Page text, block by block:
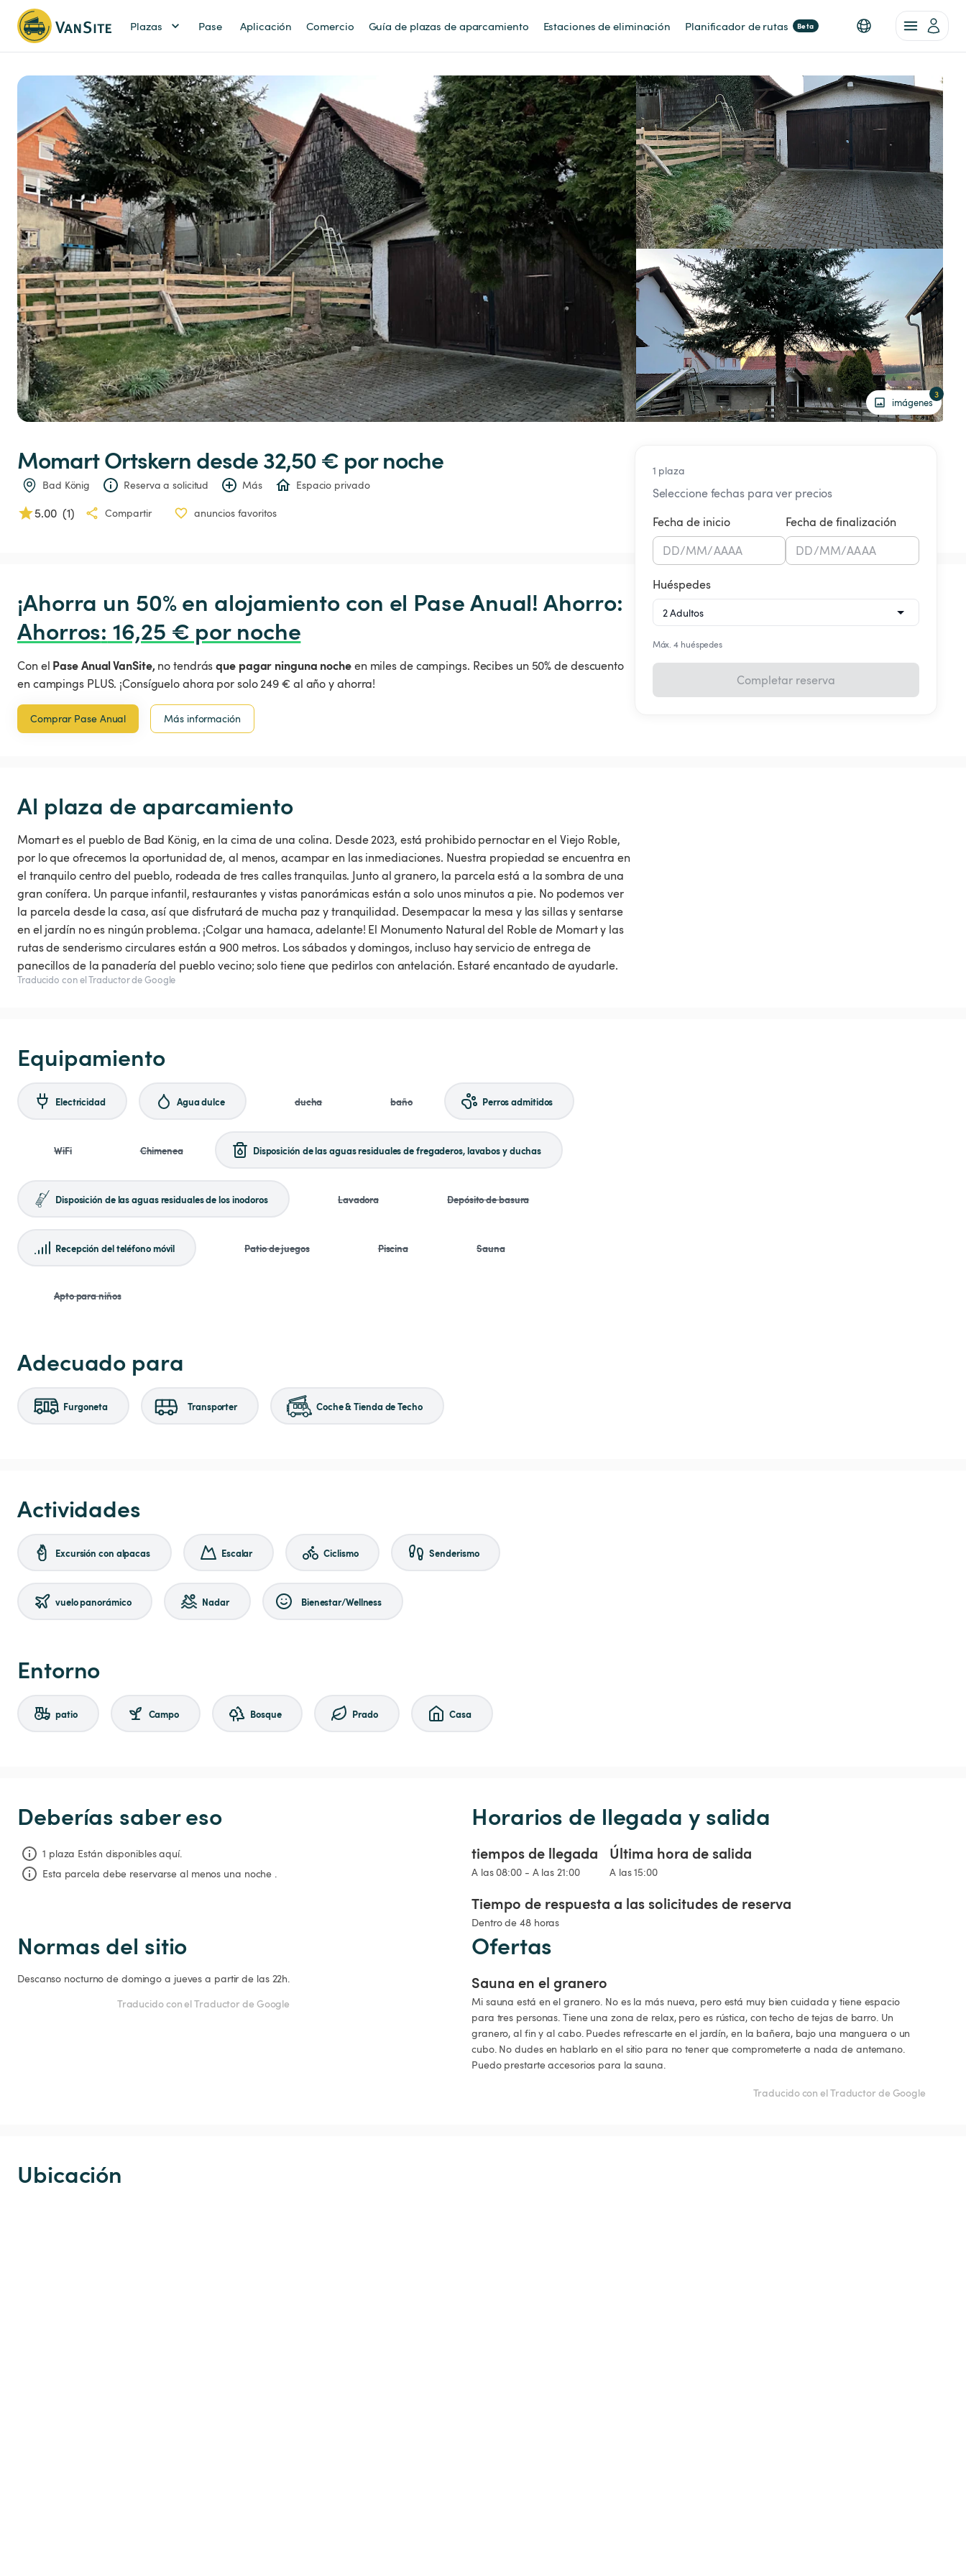
Plazas Pase Aplicación Comercio Guía de plazas de aparcamiento Estaciones de eliminación Planificador de rutas Beta
imágenes
3
MomartOrtskern desde 32,50 € por noche
Bad König Reserva a solicitud Más Espacio privado
5.00 (1) Compartir anuncios favoritos
1 plaza
Seleccione fechas para ver precios
Fecha de inicio
DD/MM/AAAA
Fecha de finalización
DD/MM/AAAA
Huéspedes
Máx. 4 huéspedes
Completar reserva
¡Ahorra un 50% en alojamiento con el Pase Anual! Ahorro:
Ahorros: 16,25 € por noche
Con el Pase Anual VanSite, no tendrásque pagar ninguna nocheen miles de campings. Recibes un 50% de descuento
en campings PLUS. ¡Consíguelo ahora por solo 249 € al año y ahorra!
Comprar Pase Anual Más información
Al plaza de aparcamiento
Momart es el pueblo de Bad König, en la cima de una colina. Desde 2023, está prohibido pernoctar en el Viejo Roble,
por lo que ofrecemos la oportunidad de, al menos, acampar en las inmediaciones. Nuestra propiedad se encuentra en
el tranquilo centro del pueblo, rodeada de tres calles tranquilas. Junto al granero, la parcela está a la sombra de una
gran conífera. Un parque infantil, restaurantes y vistas panorámicas están a solo unos minutos a pie. No podemos ver
la parcela desde la casa, así que disfrutará de mucha paz y tranquilidad. Desempacar la mesa y las sillas y sentarse
en el jardín no es ningún problema. ¡Colgar una hamaca, adelante! El Monumento Natural del Roble de Momart y las
rutas de senderismo circulares están a 900 metros. Los sábados y domingos, incluso hay servicio de entrega de
panecillos de la panadería del pueblo vecino; solo tiene que pedirlos con antelación. Estaré encantado de ayudarle.
Traducido con el Traductor de Google
Equipamiento
Electricidad Agua dulce ducha baño Perros admitidos
WiFi Chimenea Disposición de las aguas residuales de fregaderos, lavabos y duchas
Disposición de las aguas residuales de los inodoros Lavadora Depósito de basura
Recepción del teléfono móvil Patio de juegos Piscina Sauna
Apto para niños
Adecuado para
Furgoneta Transporter Coche & Tienda de Techo
Actividades
Excursión con alpacas Escalar Ciclismo Senderismo
vuelo panorámico Nadar Bienestar/Wellness
Entorno
patio Campo Bosque Prado Casa
Deberías saber eso
1 plaza Están disponibles aquí.
Esta parcela debe reservarse al menos una noche .
Horarios de llegada y salida
tiempos de llegada
A las 08:00 - A las 21:00
Última hora de salida
A las 15:00
Tiempo de respuesta a las solicitudes de reserva
Dentro de 48 horas
Normas del sitio
Descanso nocturno de domingo a jueves a partir de las 22h.
Traducido con el Traductor de Google
Ofertas
Sauna en el granero
Mi sauna está en el granero. No es la más nueva, pero está muy bien cuidada y tiene espacio
para tres personas. Tiene una zona de relax, pero es rústica, con techo de tejas de barro. Un
granero, al fin y al cabo. Puedes refrescarte en el jardín, en la bañera, bajo una manguera o un
cubo. No dudes en hablarlo en el sitio para no tener que comprometerte a nada de antemano.
Puedo prestarte accesorios para la sauna.
Traducido con el Traductor de Google
Ubicación